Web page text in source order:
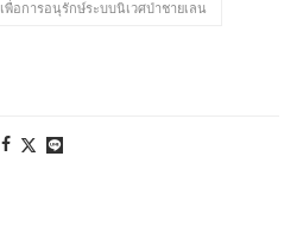
พื่อการอนุรักษ์ระบบนิเวศป่าชายเลน